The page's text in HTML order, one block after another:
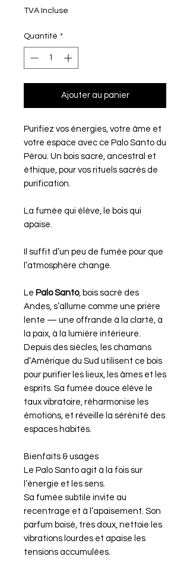
TVA Incluse
Quantité *
Ajouter au panier
Purifiez vos énergies, votre âme et
votre espace avec ce Palo Santo du
Pérou. Un bois sacré, ancestral et
éthique, pour vos rituels sacrés de
purification.
La fumée qui élève, le bois qui
apaise.
Il suffit d’un peu de fumée pour que
l’atmosphère change.
Le Palo Santo, bois sacré des
Andes, s’allume comme une prière
lente — une offrande à la clarté, à
la paix, à la lumière intérieure.
Depuis des siècles, les chamans
d’Amérique du Sud utilisent ce bois
pour purifier les lieux, les âmes et les
esprits. Sa fumée douce élève le
taux vibratoire, réharmonise les
émotions, et réveille la sérénité des
espaces habités.
Bienfaits & usages
Le Palo Santo agit à la fois sur
l’énergie et les sens.
Sa fumée subtile invite au
recentrage et à l’apaisement. Son
parfum boisé, très doux, nettoie les
vibrations lourdes et apaise les
tensions accumulées.